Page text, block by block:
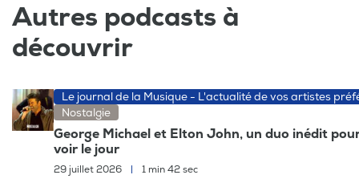
Autres podcasts à
découvrir
Le journal de la Musique - L'actualité de vos artistes
Nostalgie
George Michael et Elton John, un duo inédit
voir le jour
29 juillet 2026 1 min 42 sec